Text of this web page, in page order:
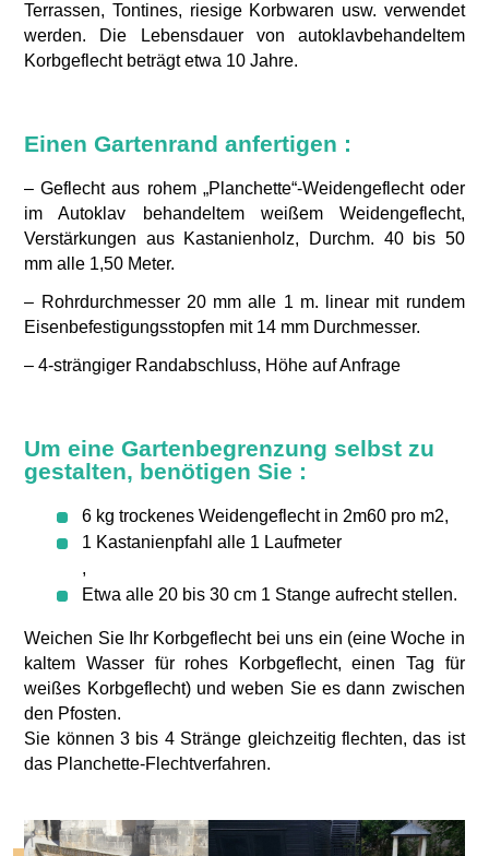
Terrassen, Tontines, riesige Korbwaren usw. verwendet
werden. Die Lebensdauer von autoklavbehandeltem
Korbgeflecht beträgt etwa 10 Jahre.
Einen Gartenrand anfertigen :
– Geflecht aus rohem „Planchette“-Weidengeflecht oder
im Autoklav behandeltem weißem Weidengeflecht,
Verstärkungen aus Kastanienholz, Durchm. 40 bis 50
mm alle 1,50 Meter.
– Rohrdurchmesser 20 mm alle 1 m. linear mit rundem
Eisenbefestigungsstopfen mit 14 mm Durchmesser.
– 4-strängiger Randabschluss, Höhe auf Anfrage
Um eine Gartenbegrenzung selbst zu
gestalten, benötigen Sie :
6 kg trockenes Weidengeflecht in 2m60 pro m2,
1 Kastanienpfahl alle 1 Laufmeter
,
Etwa alle 20 bis 30 cm 1 Stange aufrecht stellen.
Weichen Sie Ihr Korbgeflecht bei uns ein (eine Woche in
kaltem Wasser für rohes Korbgeflecht, einen Tag für
weißes Korbgeflecht) und weben Sie es dann zwischen
den Pfosten.
Sie können 3 bis 4 Stränge gleichzeitig flechten, das ist
das Planchette-Flechtverfahren.